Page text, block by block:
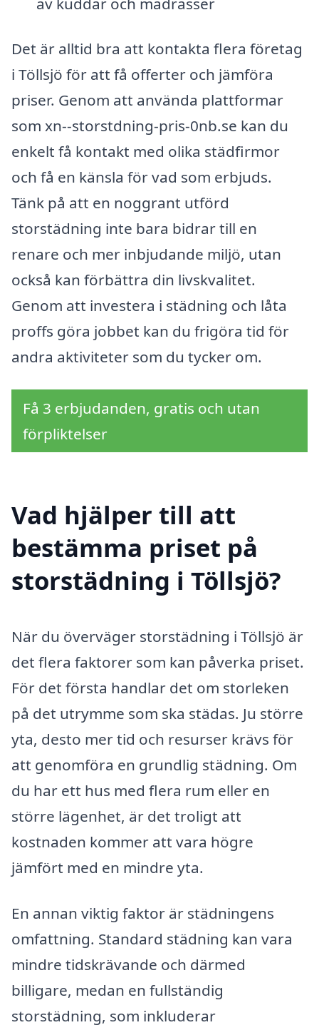
Det är alltid bra att kontakta flera företag
i Töllsjö för att få offerter och jämföra
priser. Genom att använda plattformar
som xn--storstdning-pris-0nb.se kan du
enkelt få kontakt med olika städfirmor
och få en känsla för vad som erbjuds.
Tänk på att en noggrant utförd
storstädning inte bara bidrar till en
renare och mer inbjudande miljö, utan
också kan förbättra din livskvalitet.
Genom att investera i städning och låta
proffs göra jobbet kan du frigöra tid för
andra aktiviteter som du tycker om.
Få 3 erbjudanden, gratis och utan
förpliktelser
Vad hjälper till att
bestämma priset på
storstädning i Töllsjö?
När du överväger storstädning i Töllsjö är
det flera faktorer som kan påverka priset.
För det första handlar det om storleken
på det utrymme som ska städas. Ju större
yta, desto mer tid och resurser krävs för
att genomföra en grundlig städning. Om
du har ett hus med flera rum eller en
större lägenhet, är det troligt att
kostnaden kommer att vara högre
jämfört med en mindre yta.
En annan viktig faktor är städningens
omfattning. Standard städning kan vara
mindre tidskrävande och därmed
billigare, medan en fullständig
storstädning, som inkluderar